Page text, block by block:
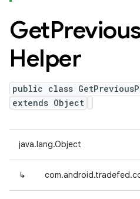
Get
Helper
public class
extends Object
java.lang.Object
↳